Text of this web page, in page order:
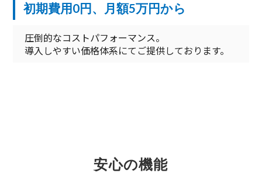
初期費用0円、月額5万円から
圧倒的なコストパフォーマンス。
導入しやすい価格体系にてご提供しております。
安心の機能